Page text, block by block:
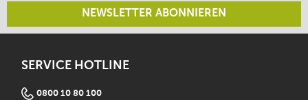
NEWSLETTER ABONNIEREN
SERVICE HOTLINE
0800 10 80 100